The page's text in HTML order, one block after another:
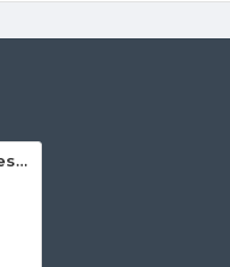
Codice della crisi d'impresa e dell'insolvenza